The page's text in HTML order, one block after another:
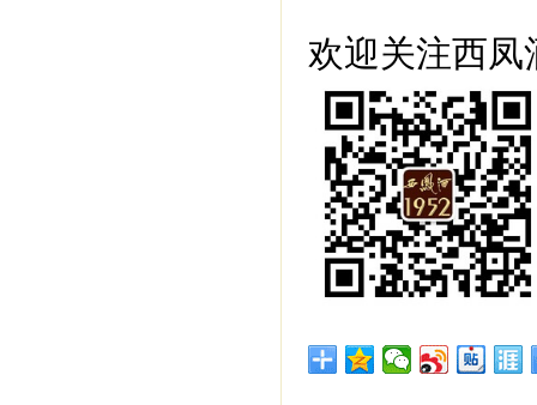
欢迎关注西凤